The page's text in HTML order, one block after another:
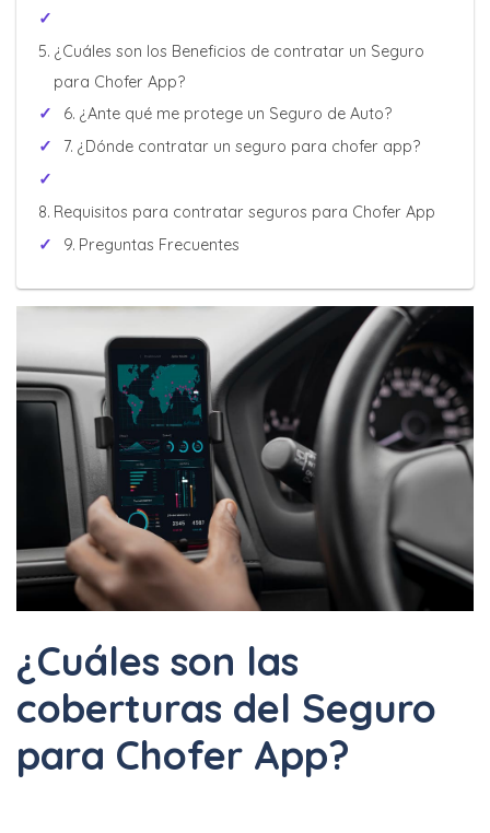
¿Cuáles son los Beneficios de contratar un Seguro
para Chofer App?
¿Ante qué me protege un Seguro de Auto?
¿Dónde contratar un seguro para chofer app?
Requisitos para contratar seguros para Chofer App
Preguntas Frecuentes
¿Cuáles son las
coberturas del Seguro
para Chofer App?